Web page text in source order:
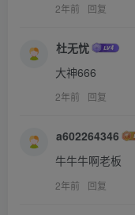
2年前 回复
杜无忧
大神666
2年前 回复
a602264346
牛牛牛啊老板
2年前 回复